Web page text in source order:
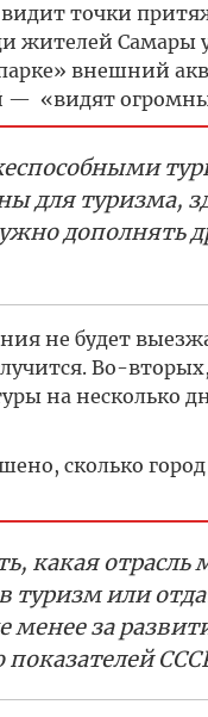
точки
жителей Самары
внешний
— «видят
для туризма,
дополнять
не будет
Во-
на несколько
сколько
какая отрасль
туризм или
менее за